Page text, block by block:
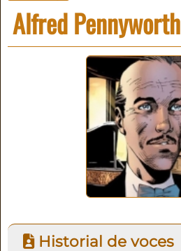
Alfred Pennyworth
Historial de voces